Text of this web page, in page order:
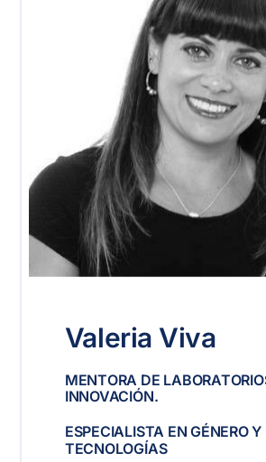
Valeria Viva
MENTORA DE
INNOVACIÓN.
ESPECIALISTA EN GÉNERO
TECNOLOGÍAS